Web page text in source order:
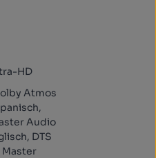
HD
Atmos
Audio
DTS
Master